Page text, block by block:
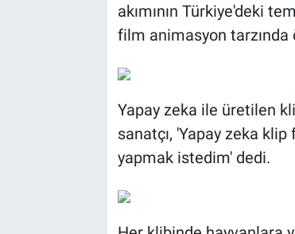
akımının Türkiye'deki
film animasyon tarzında
Yapay zeka ile üretilen
sanatçı, 'Yapay zeka
yapmak istedim' dedi.